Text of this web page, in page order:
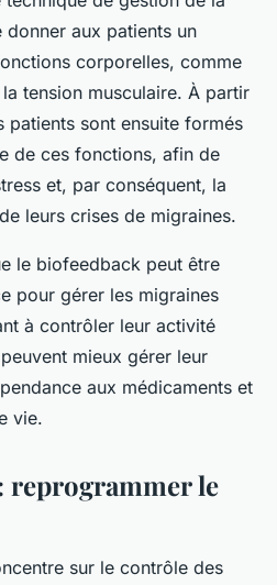
aux patients un
corporelles, comme
tension musculaire. À partir
patients sont ensuite formés
de ces fonctions, afin de
et, par conséquent, la
leurs crises de migraines.
le biofeedback peut être
pour gérer les migraines
à contrôler leur activité
mieux gérer leur
aux médicaments et
vie.
reprogrammer le
sur le contrôle des